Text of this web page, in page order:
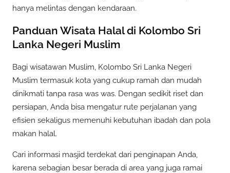
hanya melintas dengan kendaraan.
Panduan Wisata Halal di Kolombo Sri
Lanka Negeri Muslim
Bagi wisatawan Muslim, Kolombo Sri Lanka Negeri
Muslim termasuk kota yang cukup ramah dan mudah
dinikmati tanpa rasa was was. Dengan sedikit riset dan
persiapan, Anda bisa mengatur rute perjalanan yang
efisien sekaligus memenuhi kebutuhan ibadah dan pola
makan halal.
Cari informasi masjid terdekat dari penginapan Anda,
karena sebagian besar berada di area yang juga ramai